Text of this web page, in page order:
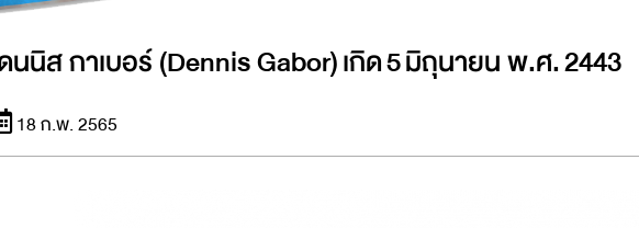
นนิส กาเบอร์ (Dennis Gabor) เกิด 5 มิถุนายน พ.ศ. 2443
18 ก.พ. 2565